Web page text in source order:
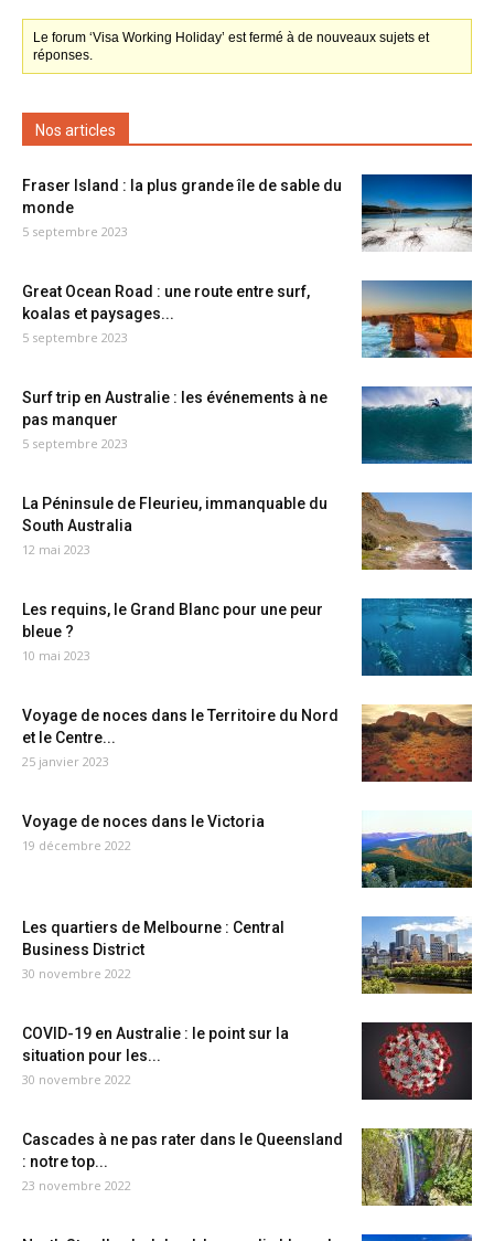
Le forum ‘Visa Working Holiday’ est fermé à de nouveaux sujets et
réponses.
Nos articles
Fraser Island : la plus grande île de sable du
monde
5 septembre 2023
Great Ocean Road : une route entre surf,
koalas et paysages...
5 septembre 2023
Surf trip en Australie : les événements à ne
pas manquer
5 septembre 2023
La Péninsule de Fleurieu, immanquable du
South Australia
12 mai 2023
Les requins, le Grand Blanc pour une peur
bleue ?
10 mai 2023
Voyage de noces dans le Territoire du Nord
et le Centre...
25 janvier 2023
Voyage de noces dans le Victoria
19 décembre 2022
Les quartiers de Melbourne : Central
Business District
30 novembre 2022
COVID-19 en Australie : le point sur la
situation pour les...
30 novembre 2022
Cascades à ne pas rater dans le Queensland
: notre top...
23 novembre 2022